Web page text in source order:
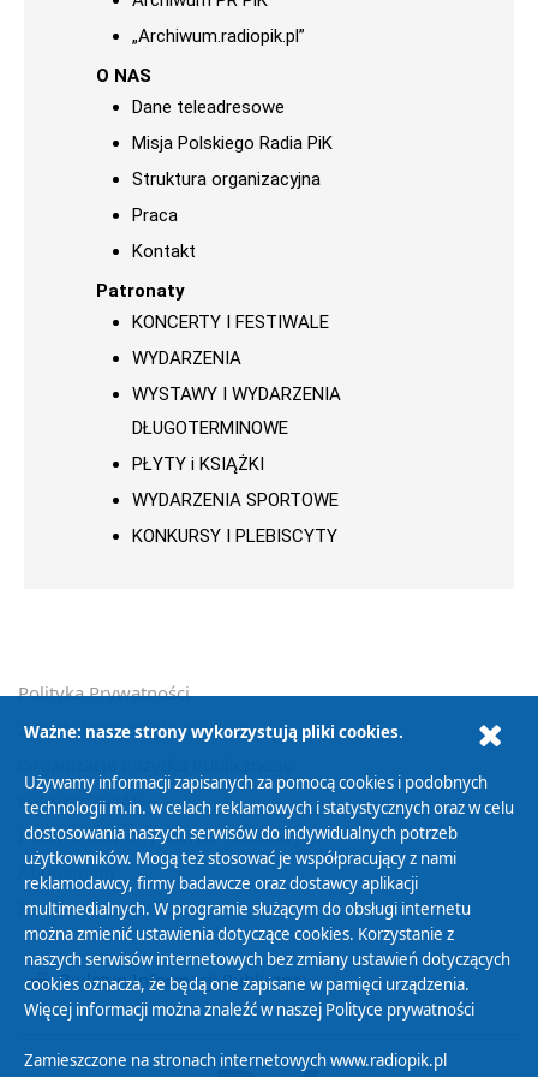
„Archiwum.radiopik.pl”
O NAS
Dane teleadresowe
Misja Polskiego Radia PiK
Struktura organizacyjna
Praca
Kontakt
Patronaty
KONCERTY I FESTIWALE
WYDARZENIA
WYSTAWY I WYDARZENIA
DŁUGOTERMINOWE
PŁYTY i KSIĄŻKI
WYDARZENIA SPORTOWE
KONKURSY I PLEBISCYTY
Polityka Prywatności
Zasady korzystania z Serwisu
Cyfryzacja DAB+
Polityka ochrony danych osobowych
Abonament
Zamówienia publiczne
Biuletyn Informacji Publicznej
Ważne: nasze strony wykorzystują pliki cookies.
Używamy informacji zapisanych za pomocą cookies i podobnych
technologii m.in. w celach reklamowych i statystycznych oraz w celu
dostosowania naszych serwisów do indywidualnych potrzeb
użytkowników. Mogą też stosować je współpracujący z nami
reklamodawcy, firmy badawcze oraz dostawcy aplikacji
multimedialnych. W programie służącym do obsługi internetu
można zmienić ustawienia dotyczące cookies. Korzystanie z
naszych serwisów internetowych bez zmiany ustawień dotyczących
cookies oznacza, że będą one zapisane w pamięci urządzenia.
Więcej informacji można znaleźć w naszej Polityce prywatności
Zamieszczone na stronach internetowych www.radiopik.pl